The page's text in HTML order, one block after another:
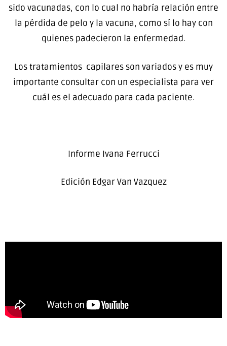
sido vacunadas, con lo cual no habría relación entre
la pérdida de pelo y la vacuna, como sí lo hay con
quienes padecieron la enfermedad.
Los tratamientos capilares son variados y es muy
importante consultar con un especialista para ver
cuál es el adecuado para cada paciente.
Informe Ivana Ferrucci
Edición Edgar Van Vazquez